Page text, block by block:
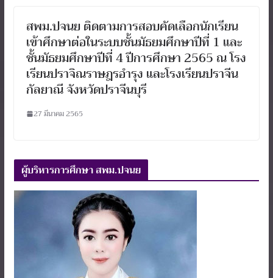
สพม.ปจนย ติดตามการสอบคัดเลือกนักเรียน
เข้าศึกษาต่อในระบบชั้นมัธยมศึกษาปีที่ 1 และ
ชั้นมัธยมศึกษาปีที่ 4 ปีการศึกษา 2565 ณ โรง
เรียนปราจิณราษฎรอำรุง และโรงเรียนปราจีน
กัลยาณี จังหวัดปราจีนบุรี
27 มีนาคม 2565
ผู้บริหารการศึกษา สพม.ปจนย